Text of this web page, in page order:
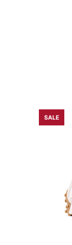
SALE